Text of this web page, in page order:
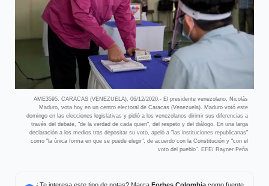
AME3595. CARACAS (VENEZUELA), 06/12/2020.- El presidente venezolano, Nicolás
Maduro, vota hoy en un centro electoral de Caracas (Venezuela). Maduro votó este
domingo en las elecciones legislativas y pidió a los venezolanos dirimir sus diferencias a
través del debate, "de la verdad de cada quien", del respeto y del diálogo. En una larga
declaración a los medios tras depositar su voto, apeló a "las instituciones republicanas"
como "la única forma en que se puede elegir", de acuerdo con la Constitución y "con el
voto del pueblo". EFE/ Rayner Peña